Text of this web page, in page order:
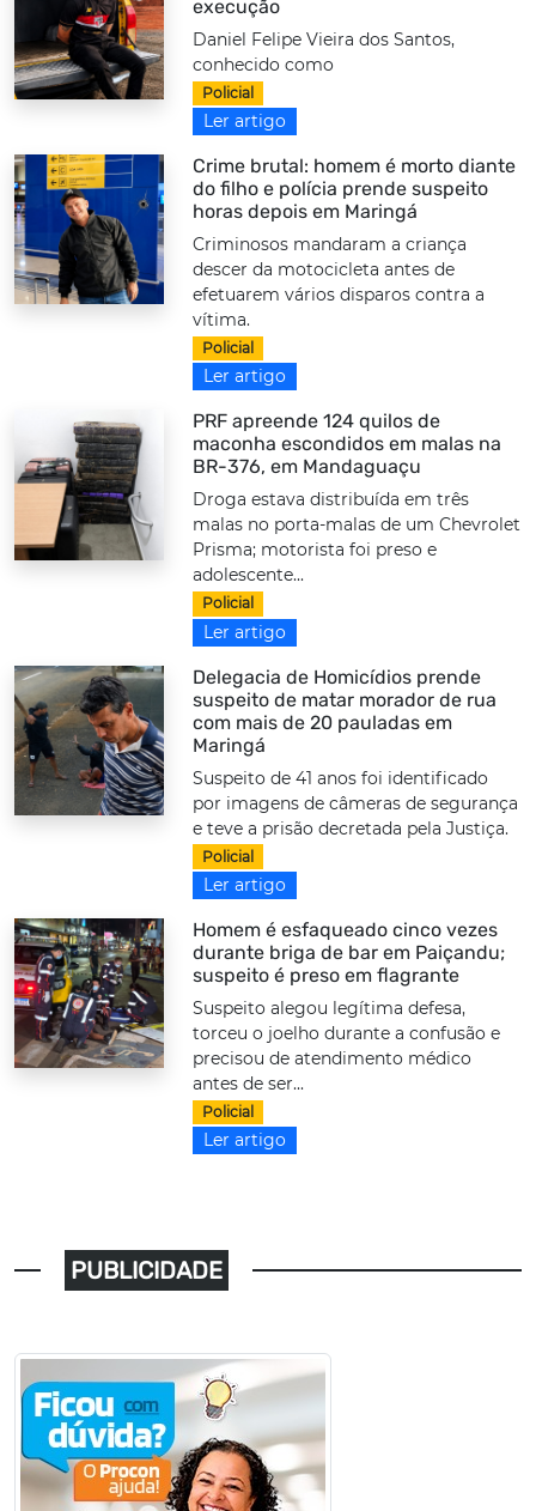
execução
Daniel Felipe Vieira dos Santos,
conhecido como
Policial
Ler artigo
Crime brutal: homem é morto diante
do filho e polícia prende suspeito
horas depois em Maringá
Criminosos mandaram a criança
descer da motocicleta antes de
efetuarem vários disparos contra a
vítima.
Policial
Ler artigo
PRF apreende 124 quilos de
maconha escondidos em malas na
BR-376, em Mandaguaçu
Droga estava distribuída em três
malas no porta-malas de um Chevrolet
Prisma; motorista foi preso e
adolescente...
Policial
Ler artigo
Delegacia de Homicídios prende
suspeito de matar morador de rua
com mais de 20 pauladas em
Maringá
Suspeito de 41 anos foi identificado
por imagens de câmeras de segurança
e teve a prisão decretada pela Justiça.
Policial
Ler artigo
Homem é esfaqueado cinco vezes
durante briga de bar em Paiçandu;
suspeito é preso em flagrante
Suspeito alegou legítima defesa,
torceu o joelho durante a confusão e
precisou de atendimento médico
antes de ser...
Policial
Ler artigo
PUBLICIDADE